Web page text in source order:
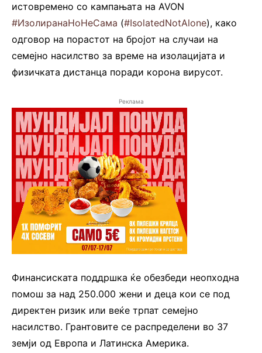
истовремено со кампањата на AVON
#ИзолиранаНоНеСама (#IsolatedNotAlone), како
одговор на порастот на бројот на случаи на
семејно насилство за време на изолацијата и
физичката дистанца поради корона вирусот.
Реклама
Финансиската поддршка ќе обезбеди неопходна
помош за над 250.000 жени и деца кои се под
директен ризик или веќе трпат семејно
насилство. Грантовите се распределени во 37
земји од Европа и Латинска Америка.